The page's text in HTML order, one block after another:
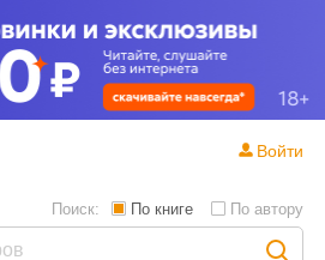
Поиск: По книге По автору
Войти